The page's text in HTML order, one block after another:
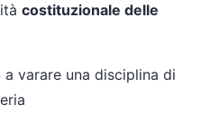
costituzionale delle
a varare una disciplina di